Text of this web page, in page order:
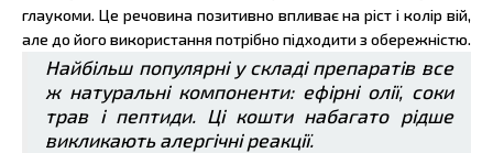
глаукоми. Це речовина позитивно впливає на ріст і колір вій,
але до його використання потрібно підходити з обережністю.
Найбільш популярні у складі препаратів все
ж натуральні компоненти: ефірні олії, соки
трав і пептиди. Ці кошти набагато рідше
викликають алергічні реакції.